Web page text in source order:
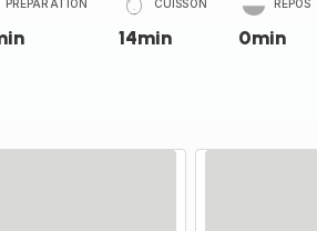
PRÉPARATION CUISSON
14min
REPOS
0min